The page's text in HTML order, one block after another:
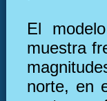
El
muestra
norte, en